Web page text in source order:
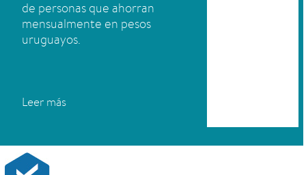
de personas que ahorran
mensualmente en pesos
uruguayos.
Leer más